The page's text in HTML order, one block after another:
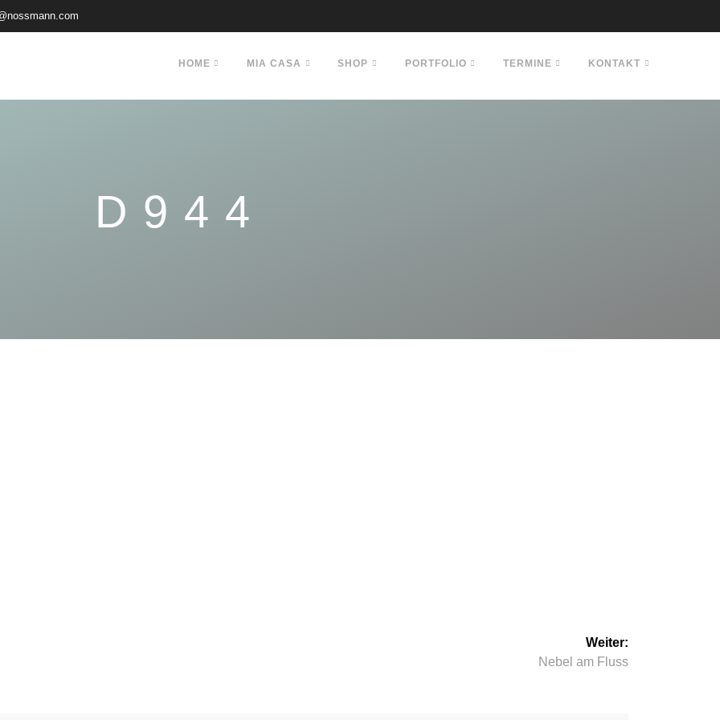
HOME MIA CASA SHOP PORTFOLIO TERMINE KONTAKT
D944
Weiter:
Nächster
Nebel am Fluss